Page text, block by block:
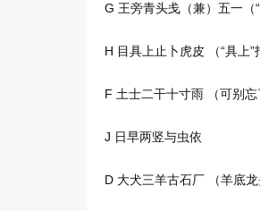
G 王旁青头戋（兼）五一（“
H 目具上止卜虎皮 （“具上”
F 土士二干十寸雨 （可别忘
J 日早两竖与虫依
D 大犬三羊古石厂 （羊底